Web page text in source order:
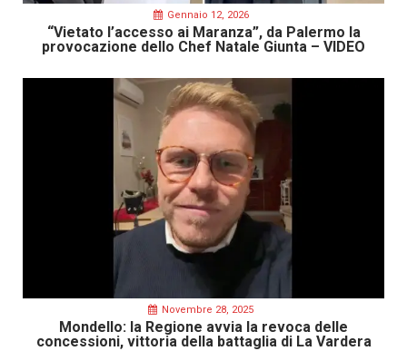
Gennaio 12, 2026
“Vietato l’accesso ai Maranza”, da Palermo la
provocazione dello Chef Natale Giunta – VIDEO
Novembre 28, 2025
Mondello: la Regione avvia la revoca delle
concessioni, vittoria della battaglia di La Vardera